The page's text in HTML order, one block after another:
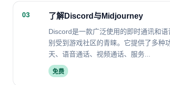
03 了解Discord与Midjourney
Discord是一款广泛使用的即时通讯和
别受到游戏社区的青睐。它提供了多种
天、语音通话、视频通话、服务...
免费